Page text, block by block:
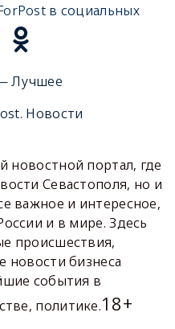
в социальных
Лучшее
Новости
новостной портал, где
Севастополя, но и
важное и интересное,
и в мире. Здесь
происшествия,
новости бизнеса
события в
политике.18+